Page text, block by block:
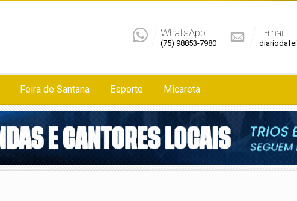
E-mail
WhatsApp
(75) 98853-7980
Feira de Santana Esporte Micareta